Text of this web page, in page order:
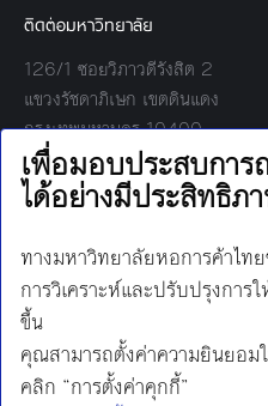
ติดต่อมหาวิทยาลัย
126/1 ซอยวิภาวดีรังสิต 2
แขวงรัชดาภิเษก เขตดินแดง
กรุงเทพมหานคร 10400
โทร:
02-697-6000
เวลาทำการ:
8.30 - 17.00
Find us on:
Facebook
TwitterYouTube
Instagram
LineMail
นโยบายการคุ้มครองข้อมูลส่วนบุคคล